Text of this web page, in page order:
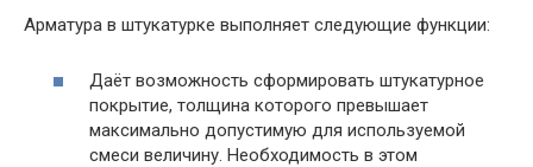
Арматура в штукатурке выполняет следующие функции:
Даёт возможность сформировать штукатурное
покрытие, толщина которого превышает
максимально допустимую для используемой
смеси величину. Необходимость в этом